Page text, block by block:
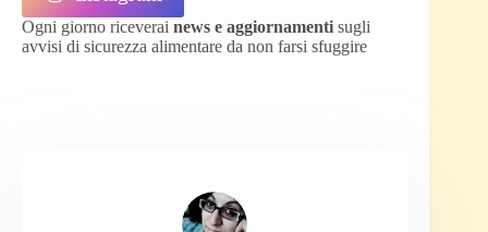
Ogni giorno riceverai news e aggiornamenti sugli
avvisi di sicurezza alimentare da non farsi sfuggire